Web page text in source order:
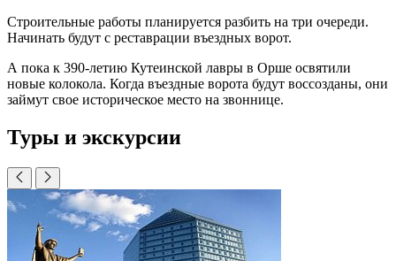
Строительные работы планируется разбить на три очереди.
Начинать будут с реставрации въездных ворот.
А пока к 390-летию Кутеинской лавры в Орше освятили
новые колокола. Когда въездные ворота будут воссозданы, они
займут свое историческое место на звоннице.
Туры и экскурсии